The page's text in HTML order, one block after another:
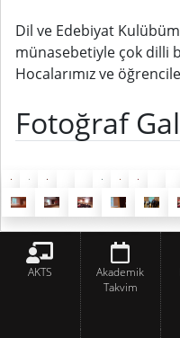
Dil ve Edebiyat
münasebetiyle çok dilli
Hocalarımız ve
Fotoğraf
AKTS
Akademik
Takvim